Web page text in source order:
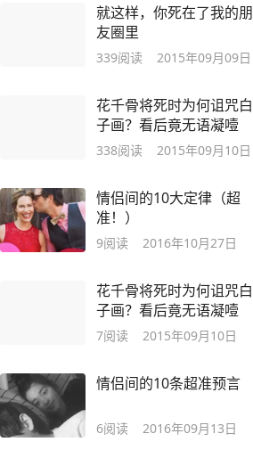
就这样，你死在了我的朋
友圈里
339阅读 2015年09月09日
花千骨将死时为何诅咒白
子画？看后竟无语凝噎
338阅读 2015年09月10日
情侣间的10大定律（超
准！）
9阅读 2016年10月27日
花千骨将死时为何诅咒白
子画？看后竟无语凝噎
7阅读 2015年09月10日
情侣间的10条超准预言
6阅读 2016年09月13日